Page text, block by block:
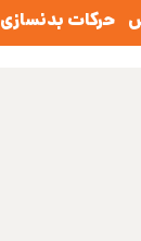
حرکات بدنسازی